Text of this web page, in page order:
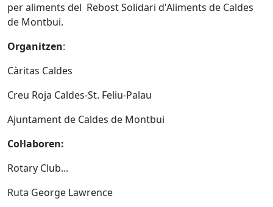
per aliments del Rebost Solidari d'Aliments de Caldes
de Montbui.
Organitzen:
Càritas Caldes
Creu Roja Caldes-St. Feliu-Palau
Ajuntament de Caldes de Montbui
Col·laboren:
Rotary Club...
Ruta George Lawrence